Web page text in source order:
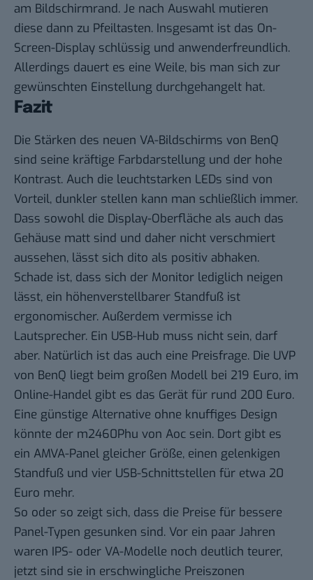
am Bildschirmrand. Je nach Auswahl mutieren
diese dann zu Pfeiltasten. Insgesamt ist das On-
Screen-Display schlüssig und anwenderfreundlich.
Allerdings dauert es eine Weile, bis man sich zur
gewünschten Einstellung durchgehangelt hat.
Fazit
Die Stärken des neuen VA-Bildschirms von BenQ
sind seine kräftige Farbdarstellung und der hohe
Kontrast. Auch die leuchtstarken LEDs sind von
Vorteil, dunkler stellen kann man schließlich immer.
Dass sowohl die Display-Oberfläche als auch das
Gehäuse matt sind und daher nicht verschmiert
aussehen, lässt sich dito als positiv abhaken.
Schade ist, dass sich der Monitor lediglich neigen
lässt, ein höhenverstellbarer Standfuß ist
ergonomischer. Außerdem vermisse ich
Lautsprecher. Ein USB-Hub muss nicht sein, darf
aber. Natürlich ist das auch eine Preisfrage. Die UVP
von BenQ liegt beim großen Modell bei 219 Euro, im
Online-Handel gibt es das Gerät für rund 200 Euro.
Eine günstige Alternative ohne knuffiges Design
könnte der m2460Phu von Aoc sein. Dort gibt es
ein AMVA-Panel gleicher Größe, einen gelenkigen
Standfuß und vier USB-Schnittstellen für etwa 20
Euro mehr.
So oder so zeigt sich, dass die Preise für bessere
Panel-Typen gesunken sind. Vor ein paar Jahren
waren IPS- oder VA-Modelle noch deutlich teurer,
jetzt sind sie in erschwingliche Preiszonen